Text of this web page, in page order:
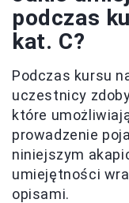
podczas
kat. C?
Podczas kursu
uczestnicy
które
prowadzenie
niniejszym
umiejętności
opisami.